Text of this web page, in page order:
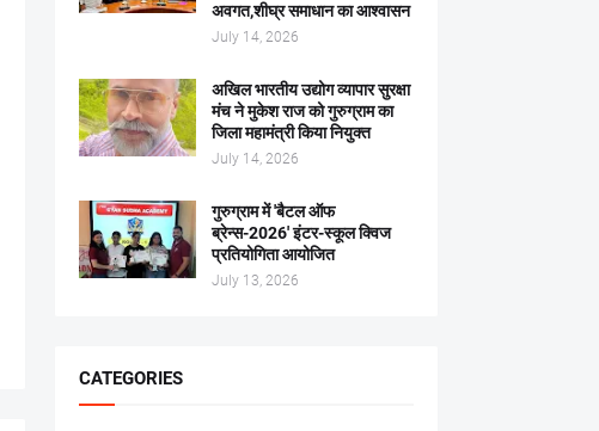
अवगत,शीघ्र समाधान का आश्वासन
July 14, 2026
अखिल भारतीय उद्योग व्यापार सुरक्षा
मंच ने मुकेश राज को गुरुग्राम का
जिला महामंत्री किया नियुक्त
July 14, 2026
गुरुग्राम में 'बैटल ऑफ
ब्रेन्स-2026' इंटर-स्कूल क्विज
प्रतियोगिता आयोजित
July 13, 2026
CATEGORIES